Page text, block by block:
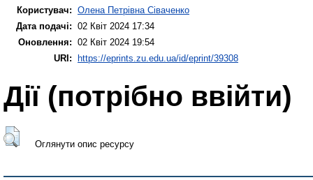
Користувач: Олена Петрівна Сіваченко
Дата подачі: 02 Квіт 2024 17:34
Оновлення: 02 Квіт 2024 19:54
URI: https://eprints.zu.edu.ua/id/eprint/39308
Дії ​​(потрібно ввійти)
Оглянути опис ресурсу